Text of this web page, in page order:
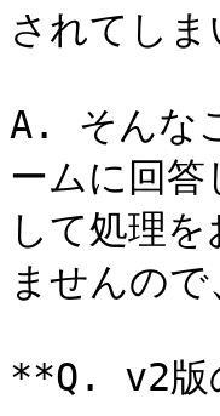
されてし
A. そんな
ームに回
して処理
ませんの
**Q. v2版